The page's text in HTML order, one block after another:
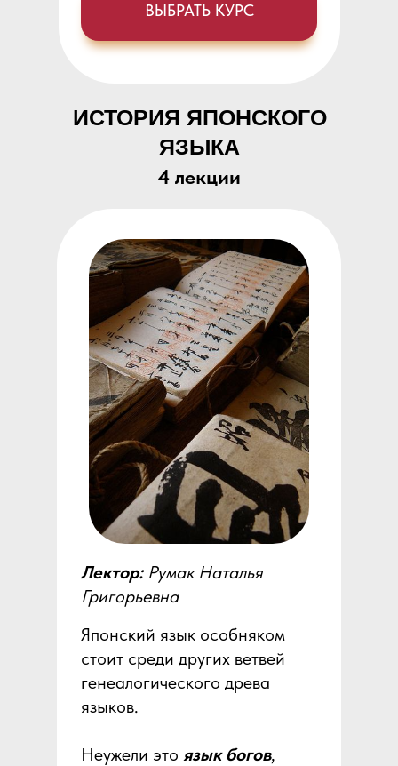
Японский язык особняком
стоит среди других ветвей
генеалогического древа
языков.
Неужели это язык богов,
ВЫБРАТЬ КУРС
ИСТОРИЯ ЯПОНСКОГО
ЯЗЫКА
4 лекции
Лектор: Румак Наталья
Григорьевна